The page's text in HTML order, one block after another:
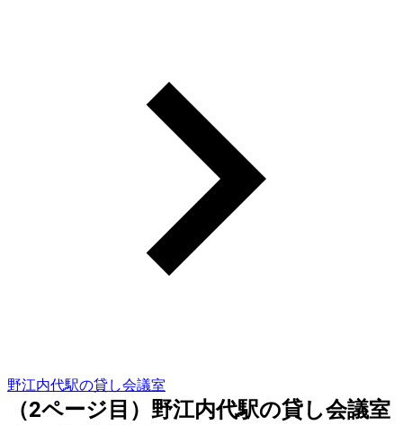
野江内代駅の貸し会議室
（2ページ目）野江内代駅の貸し会議室